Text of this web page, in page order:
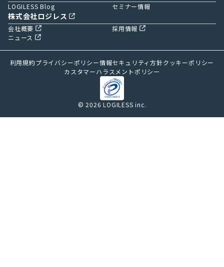
LOGILESS Blog セミナー情報
株式会社ロジレス
会社概要
採用情報
ニュース
利用規約プライバシーポリシー情報セキュリティ方針クッキーポリシー
カスタマーハラスメントポリシー
© 2026 LOGILESS inc.